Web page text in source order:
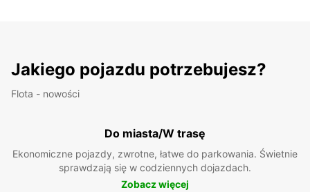
Jakiego pojazdu potrzebujesz?
Flota - nowości
Do miasta/W trasę
Ekonomiczne pojazdy, zwrotne, łatwe do parkowania. Świetnie
sprawdzają się w codziennych dojazdach.
Zobacz więcej